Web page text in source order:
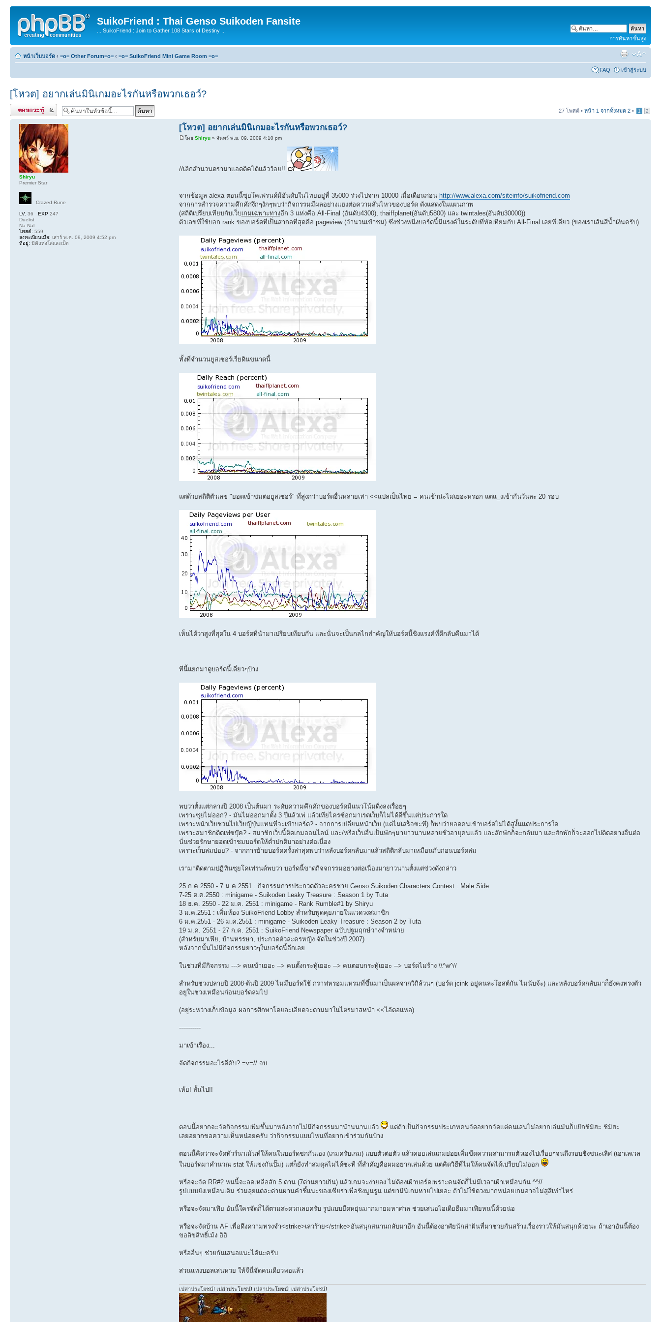
SuikoFriend : Thai Genso Suikoden Fansite
... SuikoFriend : Join to Gather 108 Stars of Destiny ...
การค้นหาขั้นสูง
หน้าเว็บบอร์ด ‹ =o= Other Forum=o= ‹ =o= SuikoFriend Mini Game Room =o=
FAQ เข้าสู่ระบบ
[โหวต] อยากเล่นมินิเกมอะไรกันหรือพวกเธอว์?
ตอบกระทู้ 27 โพสต์ • หน้า 1 จากทั้งหมด 2 • 1 2
[โหวต] อยากเล่นมินิเกมอะไรกันหรือพวกเธอว์?
โดย Shiryu» จันทร์ พ.ย. 09, 2009 4:10 pm
//เลิกสำนวนดราม่าแอดดิคได้แล้วว้อย!!
จากข้อมูล alexa ตอนนี้ซุยโคเฟรนด์มีอันดับในไทยอยู่ที่ 35000 ร่วงไปจาก 10000 เมื่อเดือนก่อน http://www.alexa.com/siteinfo/suikofriend.com
จากการสำรวจความคึกคักงึกๆงักๆพบว่ากิจกรรมมีผลอย่างแฮงต่อความสั่นไหวของบอร์ด ดังแสดงในแผนภาพ
(สถิติเปรียบเทียบกับเว็บเกมเฉพาะทางอีก 3 แห่งคือ All-Final (อันดับ4300), thaiffplanet(อันดับ5800) และ twintales(อันดับ30000))
ตัวเลขที่ใช้บอก rank ของบอร์ดที่เป็นสากลที่สุดคือ pageview (จำนวนเข้าชม) ซึ่งช่วงหนึ่งบอร์ดนี้มีแรงค์ในระดับที่ทัดเทียมกับ All-Final เลยทีเดียว (ของเราเส้นสีน้ำเงินครับ)
ทั้งที่จำนวนยูสเซอร์เรี่ยดินขนาดนี้
แต่ด้วยสถิติตัวเลข "ยอดเข้าชมต่อยูสเซอร์" ที่สูงกว่าบอร์ดอื่นหลายเท่า <<แปลเป็นไทย = คนเข้าน่ะไม่เยอะหรอก แต่แ_งเข้ากันวันละ 20 รอบ
เห็นได้ว่าสูงที่สุดใน 4 บอร์ดที่นำมาเปรียบเทียบกัน และนั่นจะเป็นกลไกสำคัญให้บอร์ดนี้ชิงแรงค์ที่ดีกลับคืนมาได้
ทีนี้แยกมาดูบอร์ดนี้เดี่ยวๆบ้าง
พบว่าตั้งแต่กลางปี 2008 เป็นต้นมา ระดับความคึกคักของบอร์ดมีแนวโน้มดิ่งลงเรื่อยๆ
เพราะซุยไม่ออก? - มันไม่ออกมาตั้ง 3 ปีแล้วเพ่ แล้วเทียไครซ์อกมาเรตเว็บก็ไม่ได้ดีขึ้นแต่ประการใด
เพราะหน้าเว็บชวนไปเว็บญี่ปุ่นแทนที่จะเข้าบอร์ด? - จากการเปลี่ยนหน้าเว็บ (แต่ไม่เสร็จซะที) ก็พบว่ายอดคนเข้าบอร์ดไม่ได้สูงึ้นแต่ประการใด
เพราะสมาชิกติดเฟซบุ๊ค? - สมาชิกเว็บนี้ติดเกมออนไลน์ และ/หรือเว็บอื่นเป็นพักๆมายาวนานหลายชั่วอายุคนแล้ว และสักพักก็จะกลับมา และสักพักก็จะออกไปติดอย่างอื่นต่อ
นั่นช่วยรักษายอดเข้าชมบอร์ดให้ต่ำปกติมาอย่างต่อเนื่อง
เพราะเว็บล่มบ่อย? - จากการย้ายบอร์ดครั้งล่าสุดพบว่าหลังบอร์ดกลับมาแล้วสถิติกลับมาเหมือนกับก่อนบอร์ดล่ม
เรามาติดตามปฏิทินซุยโคเฟรนด์พบว่า บอร์ดนี้ขาดกิจจกรรมอย่างต่อเนื่องมายาวนานตั้งแต่ช่วงดังกล่าว
25 ก.ค.2550 - 7 ม.ค.2551 : กิจกรรมการประกวดตัวละครชาย Genso Suikoden Characters Contest : Male Side
7-25 ต.ค.2550 : minigame - Suikoden Leaky Treasure : Season 1 by Tuta
18 ธ.ค. 2550 - 22 ม.ค. 2551 : minigame - Rank Rumble#1 by Shiryu
3 ม.ค.2551 : เพิ่มห้อง SuikoFriend Lobby สำหรับพูดคุยภายในแวดวงสมาชิก
6 ม.ค.2551 - 26 ม.ค.2551 : minigame - Suikoden Leaky Treasure : Season 2 by Tuta
19 ม.ค. 2551 - 27 ก.ค. 2551 : SuikoFriend Newspaper ฉบับปฐมฤกษ์วางจำหน่าย
(สำหรับมาเฟีย, บ้านหรรษา, ประกวดตัวละครหญิง จัดในช่วงปี 2007)
หลังจากนั้นไม่มีกิจกรรมยาวๆในบอร์ดนี้อีกเลย
ในช่วงที่มีกิจกรรม ---> คนเข้าเยอะ --> คนตั้งกระทู้เยอะ --> คนตอบกระทู้เยอะ --> บอร์ดไม่ร้าง \\^w^//
สำหรับช่วงปลายปี 2008-ต้นปี 2009 ไม่มีบอร์ดใช้ กราฟหรอมแหรมที่ขึ้นมาเป็นผลจากวิกิล้วนๆ (บอร์ด jcink อยู่คนละโฮสต์กัน ไม่นับจ้ะ) และหลังบอร์ดกลับมาก็ยังคงทรงตัว
อยู่ในช่วงเหมือนก่อนบอร์ดล่มไป
(อยู่ระหว่างเก็บข้อมูล ผลการศึกษาโดยละเอียดจะตามมาในไตรมาสหน้า <<ไอ้ตอแหล)
-----------
มาเข้าเรื่อง...
จัดกิจกรรมอะไรดีคับ? =v=// จบ
เห้ย! สั้นไป!!
ตอนนี้อยากจะจัดกิจกรรมเพิ่มขึ้นมาหลังจากไม่มีกิจกรรมมาน้านนานแล้ว
แต่ถ้าเป็นกิจกรรมประเภทคนจัดอยากจัดแต่คนเล่นไม่อยากเล่นมันก็แป้กชิมิฮะ ชิมิฮะ
เลยอยากขอความเห็นหน่อยครับ ว่ากิจกรรมแบบไหนที่อยากเข้าร่วมกันบ้าง
ตอนนี้คิดว่าจะจัดทัวร์นาเม้นท์ให้คนในบอร์ดชกกันเอง (เกมครับเกม) แบบตัวต่อตัว แล้วคอยเล่นเกมย่อยเพิ่มขีดความสามารถตัวเองไปเรื่อยๆจนถึงรอบชิงชนะเลิศ (เอาเลเวล
ในบอร์ดมาคำนวณ stat ให้แข่งกันปั๊ม) แต่ก็ยังทำสมดุลไม่ได้ซะที ที่สำคัญคือผมอยากเล่นด้วย แต่คิดวิธีที่ไม่ให้คนจัดได้เปรียบไม่ออก
หรือจะจัด RR#2 หนนี้จะลดเหลือสัก 5 ด่าน (7ด่านยาวเกิน) แล้วเกมจะง่ายลง ไม่ต้องเฝ้าบอร์ดเพราะคนจัดก็ไม่มีเวลาเฝ้าเหมือนกัน ^^//
รูปแบบยังเหมือนเดิม ร่วมลุยแต่ละด่านผ่านคำชี้แนะของเซียร่าเพื่อชิงมูนรูน แต่ขามินิเกมหายไปเยอะ ถ้าไม่ใช้ดวงมากหน่อยเกมอาจไม่สูสีเท่าไหร่
หรือจะจัดมาเฟีย อันนี้ใครจัดก็ได้ตามสะดวกเลยครับ รูปแบบยืดหยุ่นมากมายมหาศาล ช่วยเสนอไอเดียธีมมาเฟียหนนี้ด้วยน่อ
หรือจะจัดบ้าน AF เพื่อดึงความทรงจำ<strike>เลวร้าย</strike>อันสนุกสนานกลับมาอีก อันนี้ต้องอาศัยนักล่าฝันที่มาช่วยกันสร้างเรื่องราวให้มันสนุกด้วยนะ ถ้าเอาอันนี้ต้อง
ขอลิขสิทธิ์เม้ง อิอิ
หรืออื่นๆ ช่วยกันเสนอแนะได้นะครับ
ส่วนแทงบอลเล่นหวย ให้จีนี่จัดคนเดียวพอแล้ว
เปล่าประโยชน์! เปล่าประโยชน์! เปล่าประโยชน์! เปล่าประโยชน์!
Shiryu
Premier Star
Crazed Rune
LV. 36 EXP 247
Duelist
Na-Nal
โพสต์: 559
ลงทะเบียนเมื่อ: เสาร์ พ.ค. 09, 2009 4:52 pm
ที่อยู่: มิติแห่งโล่และเป็ด